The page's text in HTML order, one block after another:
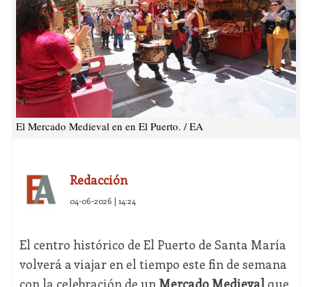
El Mercado Medieval en en El Puerto. / EA
Redacción
04-06-2026 | 14:24
El centro histórico de El Puerto de Santa María
volverá a viajar en el tiempo este fin de semana
con la celebración de un Mercado Medievalque